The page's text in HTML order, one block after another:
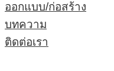
ออกแบบ/ก่อสร้าง
บทความ
ติดต่อเรา